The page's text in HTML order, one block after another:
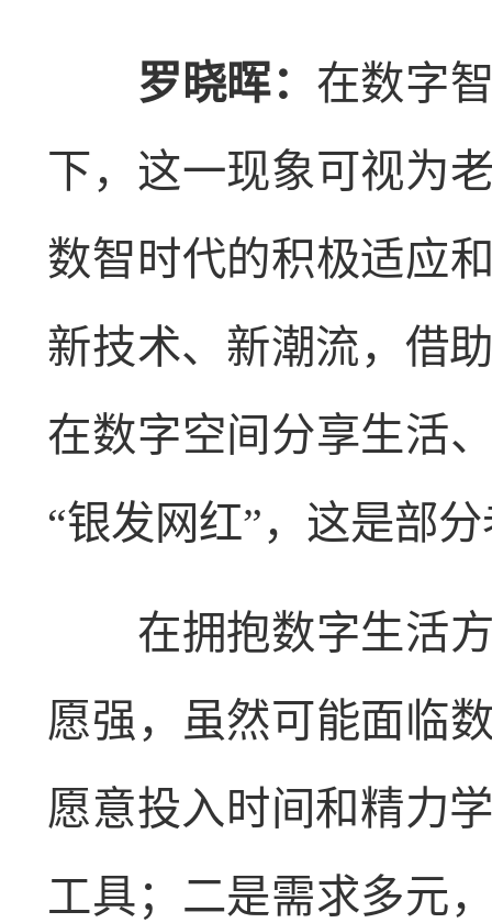
罗晓晖： 在数字
下，这一现象可视为
数智时代的积极适应
新技术、新潮流，借
在数字空间分享生活
“银发网红”，这是部
在拥抱数字生活方
愿强，虽然可能面临
愿意投入时间和精力
工具；二是需求多元